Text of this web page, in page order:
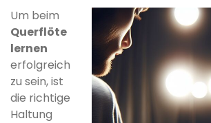
Um beim
Querflöte
lernen
erfolgreich
zu sein, ist
die richtige
Haltung